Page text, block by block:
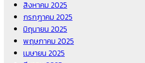
สิงหาคม 2025
กรกฎาคม 2025
มิถุนายน 2025
พฤษภาคม 2025
เมษายน 2025